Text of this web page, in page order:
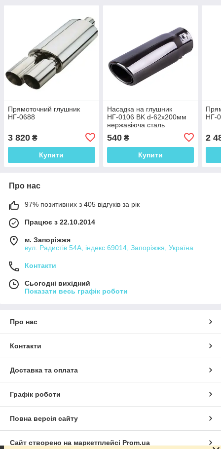
Прямоточний глушник
НГ-0688
3 820 ₴
Купити
Насадка на глушник
НГ-0106 BK d-62х200мм
нержавіюча сталь
540₴
Купити
НГ-
2
Про нас
97% позитивних з 405 відгуків за рік
Працює з 22.10.2014
м. Запоріжжя
вул. Радистів 54А, індекс 69014, Запоріжжя, Україна
Контакти
Сьогодні вихідний
Показати весь графік роботи
Про нас
Контакти
Доставка та оплата
Графік роботи
Повна версія сайту
Сайт створено на маркетплейсі Prom.ua